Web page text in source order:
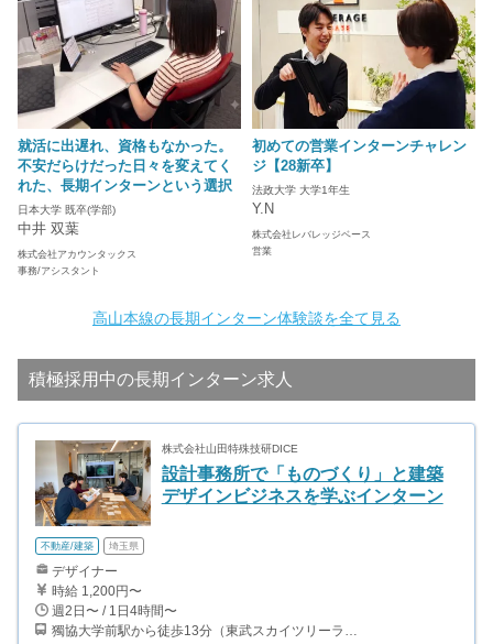
就活に出遅れ、資格もなかった。
不安だらけだった日々を変えてく
れた、長期インターンという選択
日本大学 既卒(学部)
中井 双葉
株式会社アカウンタックス
事務/アシスタント
初めての営業インターンチャレン
ジ【28新卒】
法政大学 大学1年生
Y.N
株式会社レバレッジベース
営業
高山本線の長期インターン体験談を全て見る
積極採用中の長期インターン求人
株式会社山田特殊技研DICE
設計事務所で「ものづくり」と建築
デザインビジネスを学ぶインターン
不動産/建築 埼玉県
デザイナー
時給 1,200円〜
週2日〜 / 1日4時間〜
獨協大学前駅から徒歩13分（東武スカイツリーライン、東武伊勢崎線、東武日光線、鬼怒川線）